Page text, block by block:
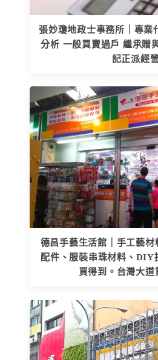
張妙瓊地政士事務所｜專業
分析 一般買賣過戶 繼承贈
記正派經
德昌手藝生活館｜手工藝
配件、服裝串珠材料、DIY
買得到。台灣大道